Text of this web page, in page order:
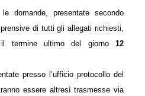
domande, presentate secondo
di tutti gli allegati richiesti,
il termine ultimo del giorno 12
presso l’ufficio protocollo del
essere altresì trasmesse via